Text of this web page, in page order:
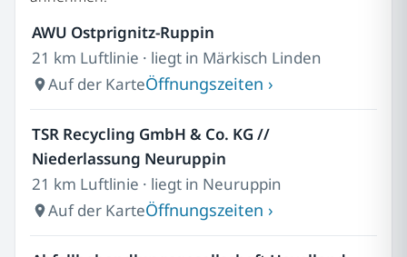
AWU Ostprignitz-Ruppin
21 km Luftlinie · liegt in Märkisch Linden
Auf der KarteÖffnungszeiten ›
TSR Recycling GmbH & Co. KG //
Niederlassung Neuruppin
21 km Luftlinie · liegt in Neuruppin
Auf der KarteÖffnungszeiten ›